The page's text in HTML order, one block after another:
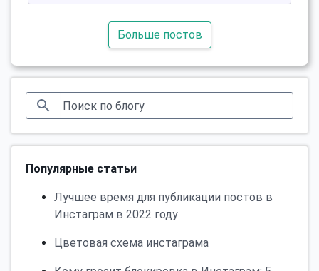
Больше постов
Популярные статьи
Лучшее время для публикации постов в
Инстаграм в 2022 году
Цветовая схема инстаграма